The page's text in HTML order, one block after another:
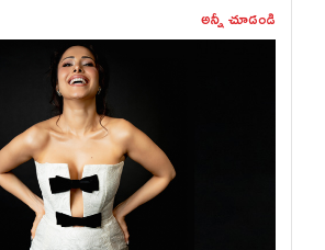
అన్నీ చూడండి